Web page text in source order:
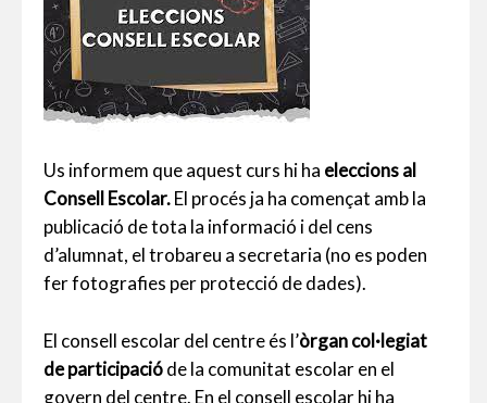
Us informem que aquest curs hi ha eleccions al
Consell Escolar.El procés ja ha començat amb la
publicació de tota la informació i del cens
d’alumnat, el trobareu a secretaria (no es poden
fer fotografies per protecció de dades).
El consell escolar del centre és l’òrgan col·legiat
de participacióde la comunitat escolar en el
govern del centre. En el consell escolar hi ha